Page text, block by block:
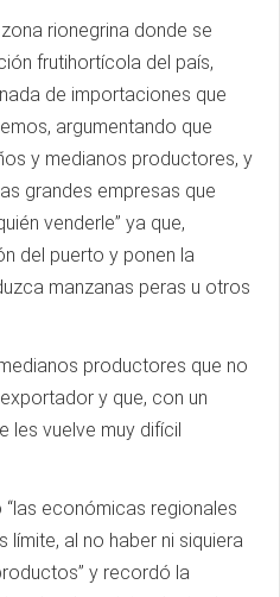
rionegrina donde se
frutihortícola del país,
de importaciones que
argumentando que
y medianos productores, y
grandes empresas que
venderle” ya que,
del puerto y ponen la
manzanas peras u otros
productores que no
y que, con un
les vuelve muy difícil
económicas regionales
al no haber ni siquiera
y recordó la